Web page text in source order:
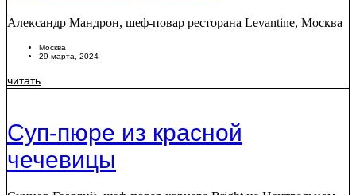
Александр Мандрон, шеф-повар ресторана Levantine, Москва
Москва
29 марта, 2024
читать
Суп-пюре из красной
чечевицы